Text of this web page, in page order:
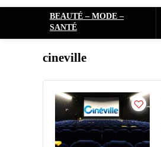
BEAUTÉ – MODE –
SANTÉ
cineville